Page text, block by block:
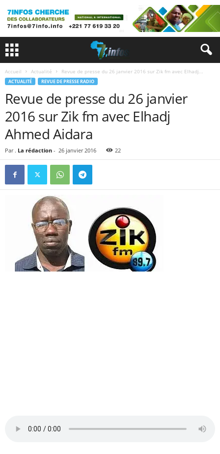
Accueil Actualité Revue de presse du 26 janvier 2016 sur Zik fm avec Elhadj...
ACTUALITÉ REVUE DE PRESSE RADIO
Revue de presse du 26 janvier
2016 sur Zik fm avec Elhadj
Ahmed Aidara
Par . La rédaction - 26 janvier 2016 22